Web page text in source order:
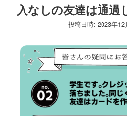
入なしの友達は通過
投稿日時:2023年12